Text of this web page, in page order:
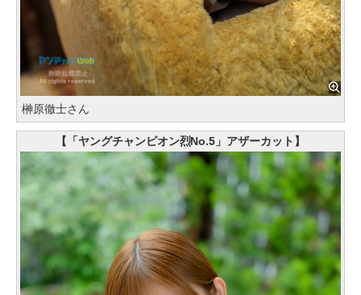
榊原徹士さん
【「ヤングチャンピオン烈No.5」アザーカット】